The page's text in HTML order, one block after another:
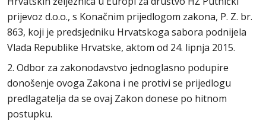
prijevoz d.o.o., s Konačnim prijedlogom zakona, P. Z. br.
863, koji je predsjedniku Hrvatskoga sabora podnijela
Vlada Republike Hrvatske, aktom od 24. lipnja 2015.
2. Odbor za zakonodavstvo jednoglasno podupire
donošenje ovoga Zakona i ne protivi se prijedlogu
predlagatelja da se ovaj Zakon donese po hitnom
postupku.